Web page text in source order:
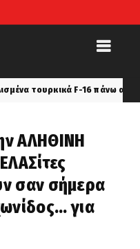
πάνω από το Αιγαίο
ΑΛΗΘΙΝΗ
σαν σήμερα
για